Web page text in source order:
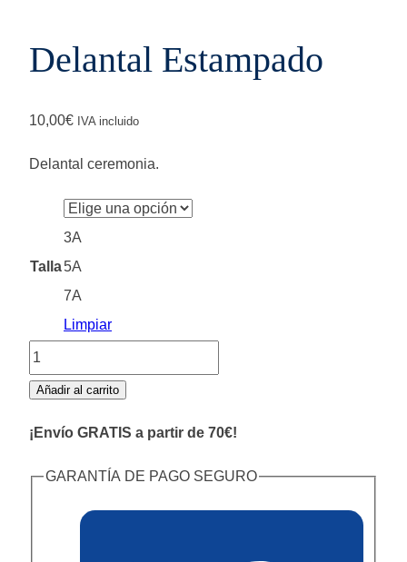
Delantal Estampado
10,00€ IVA incluido
Delantal ceremonia.
Talla
3A
5A
7A
Limpiar
Delantal
Estampado
Añadir al carrito
¡Envío GRATIS a partir de 70€!
GARANTÍA DE PAGO SEGURO